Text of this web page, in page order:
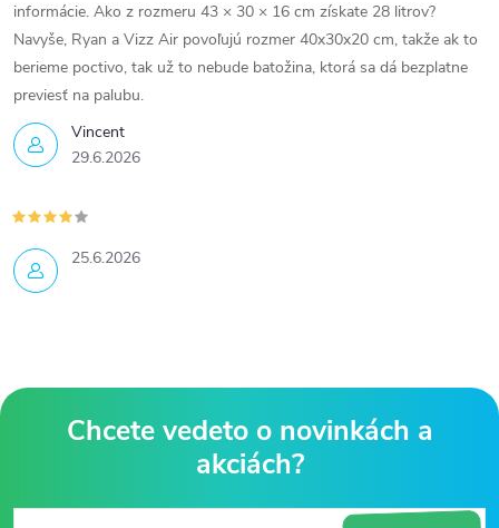
Vincent
29.6.2026
informácie. Ako z rozmeru 43 × 30 × 16 cm získate 28 litrov?
Navyše, Ryan a Vizz Air povoľujú rozmer 40x30x20 cm, takže ak to
berieme poctivo, tak už to nebude batožina, ktorá sa dá bezplatne
previesť na palubu.
25.6.2026
á